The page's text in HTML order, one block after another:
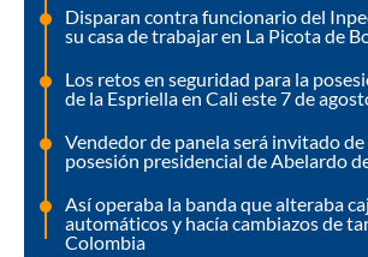
Disparan contra funcionario del
su casa de trabajar en La Picota de
Los retos en seguridad para la
de la Espriella en Cali este 7 de
Vendedor de panela será invitado
posesión presidencial de Abelardo
Así operaba la banda que alteraba
automáticos y hacía cambiazos de
Colombia